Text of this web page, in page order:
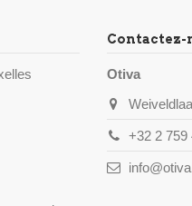
Contactez-
Otiva
+32 2 759